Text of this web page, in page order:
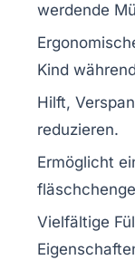
werdende
Kind
Hilft,
reduzieren.
Ermöglicht
Vielfältige